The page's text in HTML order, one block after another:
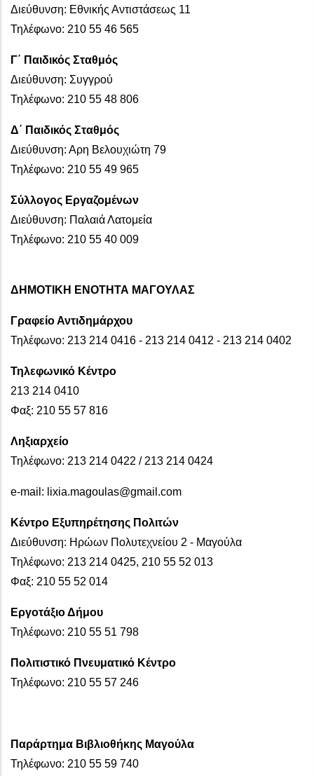
Διεύθυνση: Εθνικής Αντιστάσεως 11
Τηλέφωνο: 210 55 46 565
Γ΄ Παιδικός Σταθμός
Διεύθυνση: Συγγρού
Τηλέφωνο: 210 55 48 806
Δ΄ Παιδικός Σταθμός
Διεύθυνση: Αρη Βελουχιώτη 79
Τηλέφωνο: 210 55 49 965
Σύλλογος Εργαζομένων
Διεύθυνση: Παλαιά Λατομεία
Τηλέφωνο: 210 55 40 009
ΔΗΜΟΤΙΚΗ ΕΝΟΤΗΤΑ ΜΑΓΟΥΛΑΣ
Γραφείο Αντιδημάρχου
Τηλέφωνο: 213 214 0416 - 213 214 0412 - 213 214 0402
Τηλεφωνικό Κέντρο
213 214 0410
Φαξ: 210 55 57 816
Ληξιαρχείο
Τηλέφωνο: 213 214 0422 / 213 214 0424
e-mail: lixia.magoulas@gmail.com
Κέντρο Εξυπηρέτησης Πολιτών
Διεύθυνση: Ηρώων Πολυτεχνείου 2 - Μαγούλα
Τηλέφωνο: 213 214 0425, 210 55 52 013
Φαξ: 210 55 52 014
Εργοτάξιο Δήμου
Τηλέφωνο: 210 55 51 798
Πολιτιστικό Πνευματικό Κέντρο
Τηλέφωνο: 210 55 57 246
Παράρτημα Βιβλιοθήκης Μαγούλα
Τηλέφωνο: 210 55 59 740